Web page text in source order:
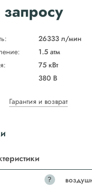
26333 л/мин
1.5 атм
75 кВт
380 В
Гарантия и возврат
?